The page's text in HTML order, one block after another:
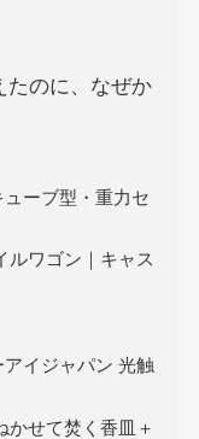
たのに、なぜか
ーブ型・重力セ
ワゴン｜キャス
イジャパン 光触
せて焚く香皿＋